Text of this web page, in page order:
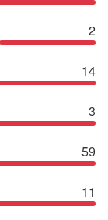
2
14
3
59
11